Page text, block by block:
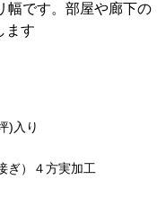
幅です。部屋や廊下の
ます
)入り
ぎ）４方実加工